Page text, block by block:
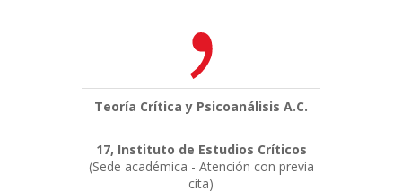
Teoría Crítica y Psicoanálisis A.C.
17, Instituto de Estudios Críticos
(Sede académica - Atención con previa
cita)